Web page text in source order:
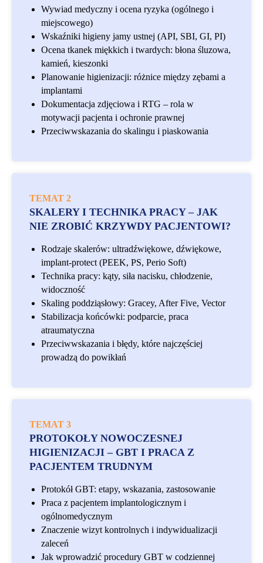
Wywiad medyczny i ocena ryzyka (ogólnego i
miejscowego)
Wskaźniki higieny jamy ustnej (API, SBI, GI, PI)
Ocena tkanek miękkich i twardych: błona śluzowa,
kamień, kieszonki
Planowanie higienizacji: różnice między zębami a
implantami
Dokumentacja zdjęciowa i RTG – rola w
motywacji pacjenta i ochronie prawnej
Przeciwwskazania do skalingu i piaskowania
TEMAT 2
SKALERY I TECHNIKA PRACY – JAK
NIE ZROBIĆ KRZYWDY PACJENTOWI?
Rodzaje skalerów: ultradźwiękowe, dźwiękowe,
implant-protect (PEEK, PS, Perio Soft)
Technika pracy: kąty, siła nacisku, chłodzenie,
widoczność
Skaling poddziąsłowy: Gracey, After Five, Vector
Stabilizacja końcówki: podparcie, praca
atraumatyczna
Przeciwwskazania i błędy, które najczęściej
prowadzą do powikłań
TEMAT 3
PROTOKOŁY NOWOCZESNEJ
HIGIENIZACJI – GBT I PRACA Z
PACJENTEM TRUDNYM
Protokół GBT: etapy, wskazania, zastosowanie
Praca z pacjentem implantologicznym i
ogólnomedycznym
Znaczenie wizyt kontrolnych i indywidualizacji
zaleceń
Jak wprowadzić procedury GBT w codziennej